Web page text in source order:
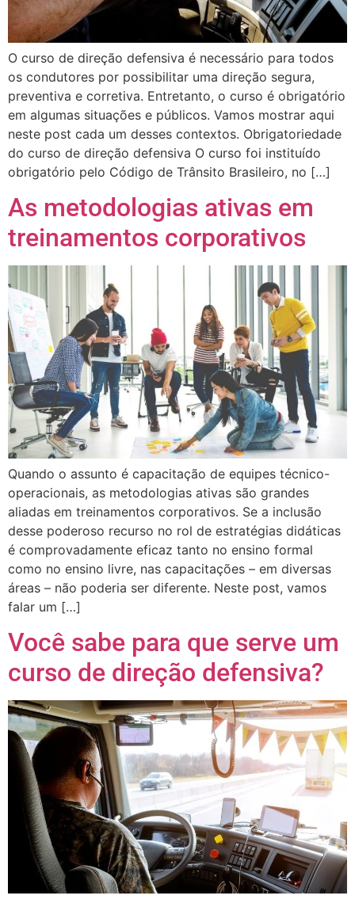
O curso de direção defensiva é necessário para todos
os condutores por possibilitar uma direção segura,
preventiva e corretiva. Entretanto, o curso é obrigatório
em algumas situações e públicos. Vamos mostrar aqui
neste post cada um desses contextos. Obrigatoriedade
do curso de direção defensiva O curso foi instituído
obrigatório pelo Código de Trânsito Brasileiro, no […]
As metodologias ativas em
treinamentos corporativos
Quando o assunto é capacitação de equipes técnico-
operacionais, as metodologias ativas são grandes
aliadas em treinamentos corporativos. Se a inclusão
desse poderoso recurso no rol de estratégias didáticas
é comprovadamente eficaz tanto no ensino formal
como no ensino livre, nas capacitações – em diversas
áreas – não poderia ser diferente. Neste post, vamos
falar um […]
Você sabe para que serve um
curso de direção defensiva?